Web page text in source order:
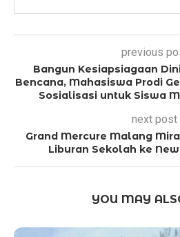
previous
Bangun Kesiapsiagaan
Bencana, Mahasiswa Prodi
Sosialisasi untuk Siswa
next post
Grand Mercure Malang
Liburan Sekolah ke
YOU MAY